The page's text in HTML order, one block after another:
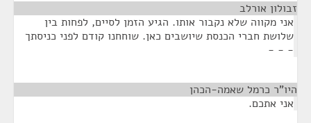
זבולון אורלב
אני מקווה שלא נקבור אותו. הגיע הזמן לסיים, לפחות בין
שלושת חברי הכנסת שיושבים כאן. שוחחנו קודם לפני כניסתך
- - -
היו"ר כרמל שאמה-הכהן
אני אתכם.